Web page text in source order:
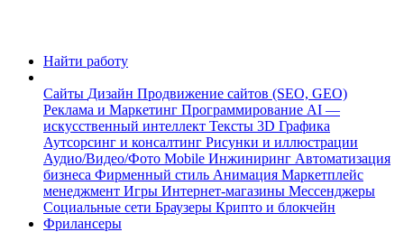
Найти работу
Сайты Дизайн Продвижение сайтов (SEO, GEO)
Реклама и Маркетинг Программирование AI —
искусственный интеллект Тексты 3D Графика
Аутсорсинг и консалтинг Рисунки и иллюстрации
Аудио/Видео/Фото Mobile Инжиниринг Автоматизация
бизнеса Фирменный стиль Анимация Маркетплейс
менеджмент Игры Интернет-магазины Мессенджеры
Социальные сети Браузеры Крипто и блокчейн
Фрилансеры